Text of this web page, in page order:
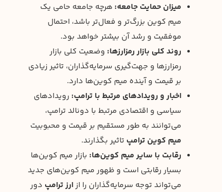
میزان حمایت جامعه: هرچه جامعه حامی یک
میم کوین بزرگ‌تر و فعال‌تر باشد، احتمال
موفقیت و رشد آن بیشتر خواهد بود.
روند کلی بازار رمزارزها: وضعیت کلی بازار
رمزارزها و جهت‌گیری سرمایه‌گذاران، تاثیر زیادی
بر قیمت و آینده میم کوین‌ها دارد.
اخبار و رویدادهای مرتبط با ترامپ: رویدادهای
سیاسی و اقتصادی مرتبط با دونالد ترامپ،
می‌توانند به طور مستقیم بر قیمت و محبوبیت
میم کوین ترامپ تاثیر بگذارند.
رقابت با سایر میم کوین‌ها: بازار میم کوین‌ها
بسیار رقابتی است و ظهور میم کوین‌های جدید
می‌تواند توجه سرمایه‌گذاران را ازارز ترامپ دور